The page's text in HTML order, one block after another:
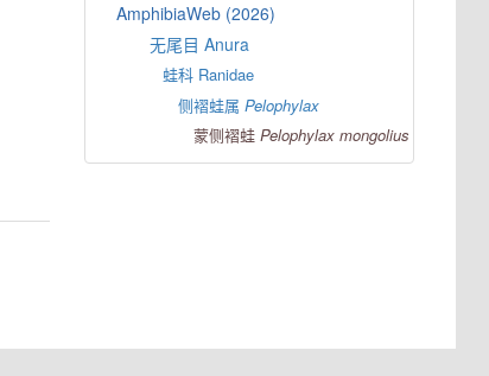
AmphibiaWeb (2026)
无尾目 Anura
蛙科 Ranidae
侧褶蛙属Pelophylax
蒙侧褶蛙Pelophylax mongolius